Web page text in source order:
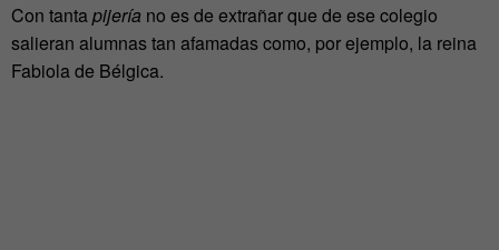
Con tantapijería no es de extrañar que de ese colegio
salieran alumnas tan afamadas como, por ejemplo, la reina
Fabiola de Bélgica.